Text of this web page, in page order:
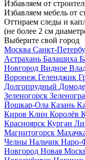
Избавляем от
Избавляем мебель от
Оттираем следы и
(не более 2 см
Выберите свой город
Москва Санкт-
Астрахань Балашиха
Новгород Видное
Воронеж Геленджик
Долгопрудный
Зеленогорск
Йошкар-Ола Казань
Киров Клин Королёв
Красноярск Курган
Магнитогорск
Челны Нальчик Наро-
Новгород Новая